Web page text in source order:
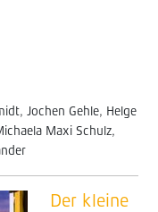
Jochen Gehle, Helge
Maxi Schulz,
Der kleine